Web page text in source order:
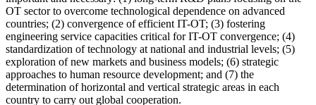
OT sector to overcome technological dependence on advanced
countries; (2) convergence of efficient IT-OT; (3) fostering
engineering service capacities critical for IT-OT convergence; (4)
standardization of technology at national and industrial levels; (5)
exploration of new markets and business models; (6) strategic
approaches to human resource development; and (7) the
determination of horizontal and vertical strategic areas in each
country to carry out global cooperation.